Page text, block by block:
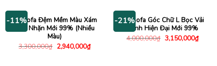
-11%
Bộ Sofa Đệm Mềm Màu Xám
Nhã Nhặn Mới 99% (Nhiều
Màu)
3,300,000₫ Giá
gốc
2,940,000₫Giá
hiện
-21%
Bộ Sofa Góc Chữ L Bọc Vải
Xanh Hiện Đại Mới 99%
4,000,000₫ Giá
gốc
3,150,000₫Giá
hiện